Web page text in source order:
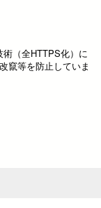
（全HTTPS化）に
竄等を防止していま